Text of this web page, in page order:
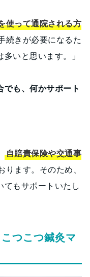
使って通院される方
続きが必要になるた
いと思います。」
も、何かサポート
自賠責保険や交通事
ります。そのため、
てもサポートいたし
つこつ鍼灸マ